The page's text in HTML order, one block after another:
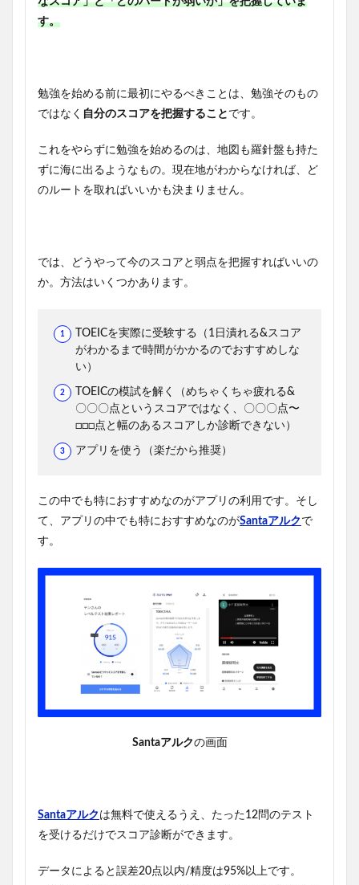
す。
勉強を始める前に最初にやるべきことは、勉強そのもの
ではなく 自分のスコアを把握すること です。
これをやらずに勉強を始めるのは、地図も羅針盤も持た
ずに海に出るようなもの。現在地がわからなければ、ど
のルートを取ればいいかも決まりません。
では、どうやって今のスコアと弱点を把握すればいいの
か。方法はいくつかあります。
TOEICを実際に受験する（1日潰れる&スコア
がわかるまで時間がかかるのでおすすめしな
い）
TOEICの模試を解く（めちゃくちゃ疲れる&
〇〇〇点というスコアではなく、〇〇〇点〜
□□□点と幅のあるスコアしか診断できない）
アプリを使う（楽だから推奨）
この中でも特におすすめなのがアプリの利用です。そし
て、アプリの中でも特におすすめなのがSantaアルク で
す。
Santaアルクの画面
Santaアルク は無料で使えるうえ、たった12問のテスト
を受けるだけでスコア診断ができます。
データによると誤差20点以内/精度は95%以上です。